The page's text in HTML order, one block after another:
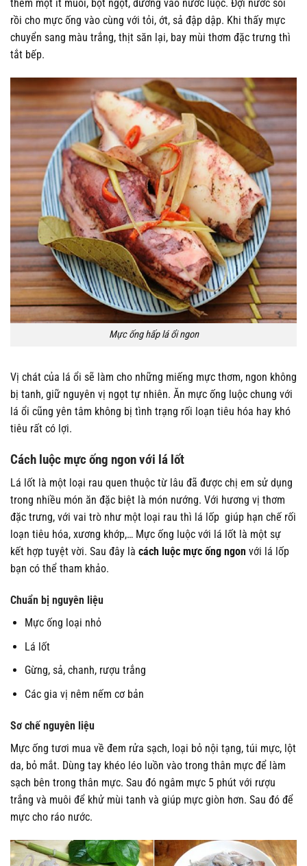
thêm một ít muối, bột ngọt, đường vào nước luộc. Đợi nước sôi
rồi cho mực ống vào cùng với tỏi, ớt, sả đập dập. Khi thấy mực
chuyển sang màu trắng, thịt săn lại, bay mùi thơm đặc trưng thì
tắt bếp.
Mực ống hấp lá ổi ngon
Vị chát của lá ổi sẽ làm cho những miếng mực thơm, ngon không
bị tanh, giữ nguyên vị ngọt tự nhiên. Ăn mực ống luộc chung với
lá ổi cũng yên tâm không bị tình trạng rối loạn tiêu hóa hay khó
tiêu rất có lợi.
Cách luộc mực ống ngon với lá lốt
Lá lốt là một loại rau quen thuộc từ lâu đã được chị em sử dụng
trong nhiều món ăn đặc biệt là món nướng. Với hương vị thơm
đặc trưng, với vai trò như một loại rau thì lá lốp giúp hạn chế rối
loạn tiêu hóa, xương khớp,… Mực ống luộc với lá lốt là một sự
kết hợp tuyệt vời. Sau đây là cách luộc mực ống ngon với lá lốp
bạn có thể tham khảo.
Chuẩn bị nguyên liệu
Mực ống loại nhỏ
Lá lốt
Gừng, sả, chanh, rượu trắng
Các gia vị nêm nếm cơ bản
Sơ chế nguyên liệu
Mực ống tươi mua về đem rửa sạch, loại bỏ nội tạng, túi mực, lột
da, bỏ mắt. Dùng tay khéo léo luồn vào trong thân mực để làm
sạch bên trong thân mực. Sau đó ngâm mực 5 phút với rượu
trắng và muôi để khử mùi tanh và giúp mực giòn hơn. Sau đó để
mực cho ráo nước.